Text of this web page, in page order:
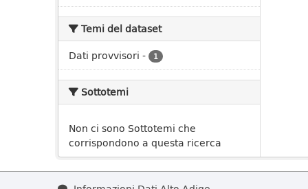
Temi del dataset
Dati provvisori - 1
Sottotemi
Non ci sono Sottotemi che
corrispondono a questa ricerca